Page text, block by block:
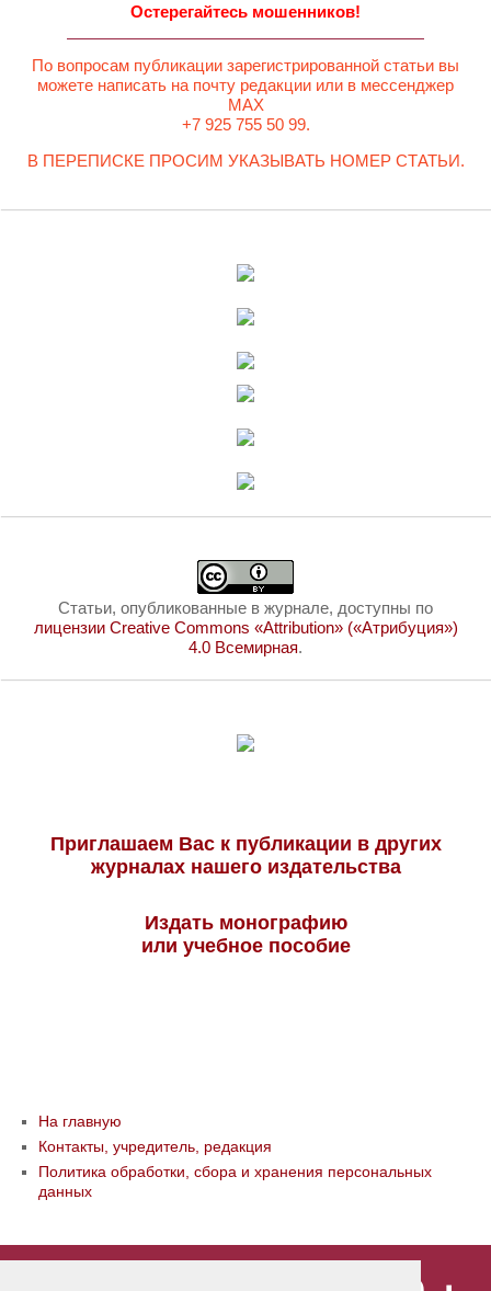
Остерегайтесь мошенников!
По вопросам публикации зарегистрированной статьи вы
можете написать на почту редакции или в мессенджер
MAX
+7 925 755 50 99.
В ПЕРЕПИСКЕ ПРОСИМ УКАЗЫВАТЬ НОМЕР СТАТЬИ.
Статьи, опубликованные в журнале, доступны по
лицензии Creative Commons «Attribution» («Атрибуция»)
4.0 Всемирная.
Приглашаем Вас к публикации в других
журналах нашего издательства
Издать монографию
или учебное пособие
На главную
Контакты, учредитель, редакция
Политика обработки, сбора и хранения персональных
данных